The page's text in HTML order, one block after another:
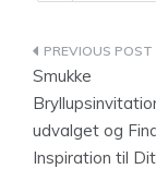
Smukke
udvalget og
Inspiration til